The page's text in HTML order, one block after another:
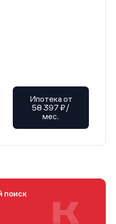
Ипотека от
58 397 ₽/
мес.
поиск